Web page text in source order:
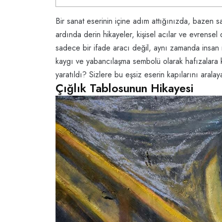
Bir sanat eserinin içine adım attığınızda,
ardında derin hikayeler, kişisel acılar ve
sadece bir ifade aracı değil, aynı zamanda
kaygı ve yabancılaşma sembolü olarak
yaratıldı? Sizlere bu eşsiz eserin kapılarını
Çığlık Tablosunun Hikayesi